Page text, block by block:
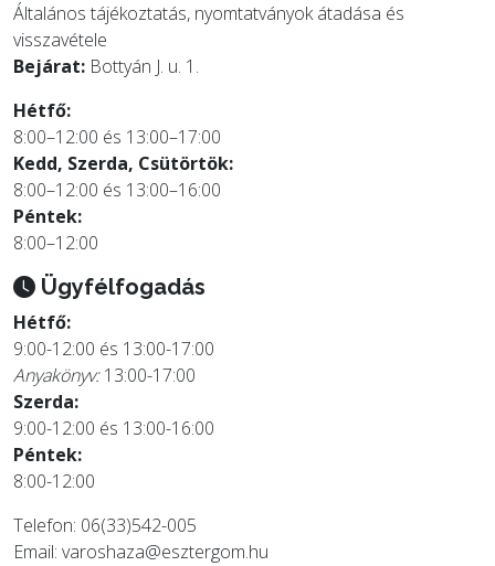
Általános tájékoztatás, nyomtatványok átadása és
visszavétele
Bejárat: Bottyán J. u. 1.
Hétfő:
8:00–12:00 és 13:00–17:00
Kedd, Szerda, Csütörtök:
8:00–12:00 és 13:00–16:00
Péntek:
8:00–12:00
Ügyfélfogadás
Hétfő:
9:00-12:00 és 13:00-17:00
Anyakönyv:13:00-17:00
Szerda:
9:00-12:00 és 13:00-16:00
Péntek:
8:00-12:00
Telefon: 06(33)542-005
Email: varoshaza@esztergom.hu